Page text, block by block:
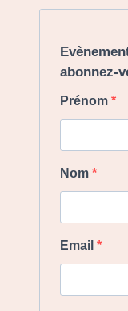
abonnez-
Prénom
Nom
Email